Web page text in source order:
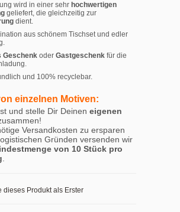
wird in einer sehr hochwertigen
geliefert, die gleichzeitig zur
dient.
aus schönem Tischset und edler
Geschenk oder Gastgeschenk für die
und 100% recyclebar.
einzelnen Motiven:
und stelle Dir Deinen eigenen
Versandkosten zu ersparen
Gründen versenden wir
von 10 Stück pro
.
dieses Produkt als Erster